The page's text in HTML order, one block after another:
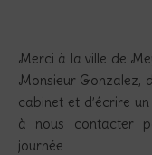
Merci à la ville de Meylan @villedemeylan et en particulier à
Monsieur Gonzalez,
cabinet et d’écrire
à nous contacter